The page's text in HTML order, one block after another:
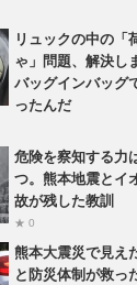
リュックの中の「
ゃ」問題、解決し
バッグインバッグ
ったんだ
危険を察知する力
つ。熊本地震とイ
故が残した教訓
★ 0
熊本大震災で見え
と防災体制が救っ